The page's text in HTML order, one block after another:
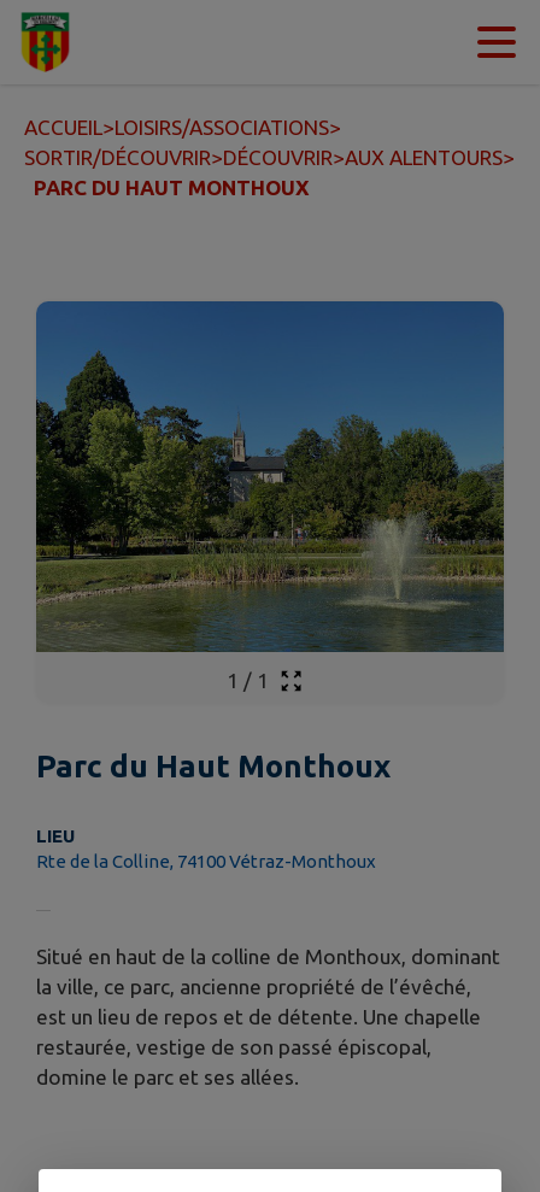
Contenu
ACCUEIL>LOISIRS/ASSOCIATIONS>
SORTIR/DÉCOUVRIR>DÉCOUVRIR>AUX ALENTOURS>
PARC DU HAUT MONTHOUX
1 / 1
Parc du Haut Monthoux
LIEU
Rte de la Colline, 74100 Vétraz-Monthoux
Situé en haut de la colline de Monthoux, dominant
la ville, ce parc, ancienne propriété de l’évêché,
est un lieu de repos et de détente. Une chapelle
restaurée, vestige de son passé épiscopal,
domine le parc et ses allées.